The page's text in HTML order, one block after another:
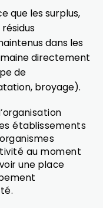
que les surplus,
dans les
directement
de
broyage).
établissements
au moment
une place